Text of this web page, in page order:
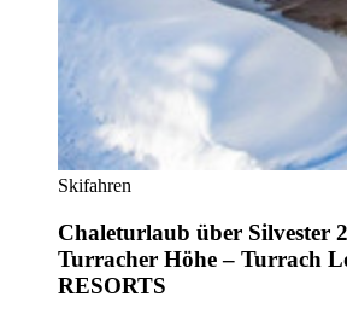
Skifahren
Chaleturlaub über Silvester
Turracher Höhe – Turrach
RESORTS